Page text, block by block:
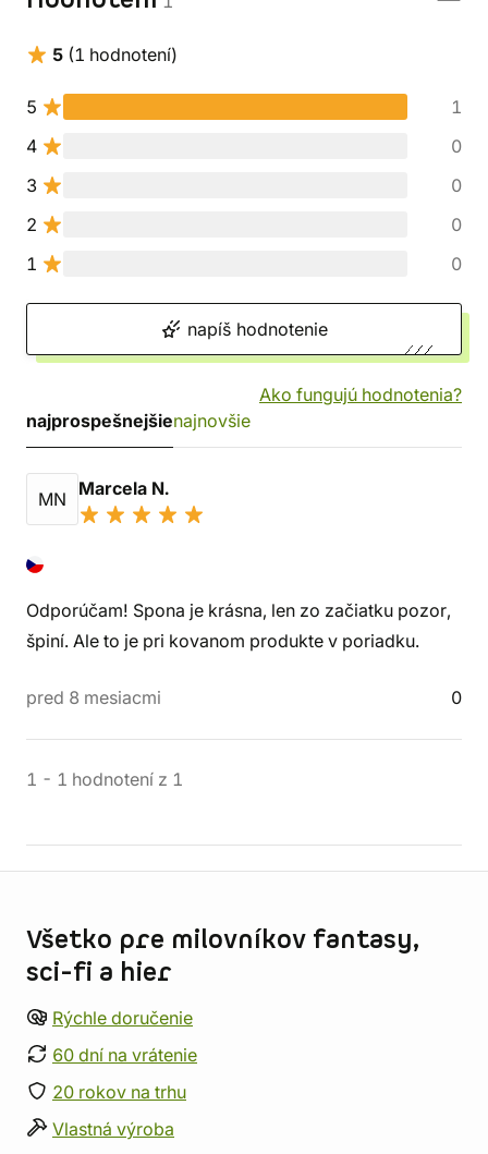
5 (1 hodnotení)
5
1
4
0
3
0
2
0
1
0
napíš hodnotenie
Ako fungujú hodnotenia?
najprospešnejšienajnovšie
MN Marcela N.
Odporúčam! Spona je krásna, len zo začiatku pozor,
špiní. Ale to je pri kovanom produkte v poriadku.
pred 8 mesiacmi 0
1 - 1 hodnotení z 1
Všetko pre milovníkov fantasy,
sci-fi a hier
Rýchle doručenie
60 dní na vrátenie
20 rokov na trhu
Vlastná výroba